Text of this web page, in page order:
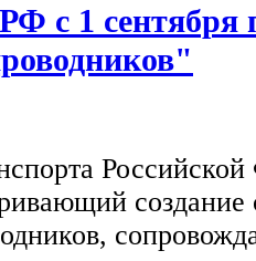
с 1 сентября
создание